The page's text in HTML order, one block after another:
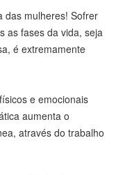
das mulheres! Sofrer
as fases da vida, seja
é extremamente
e emocionais
aumenta o
através do trabalho